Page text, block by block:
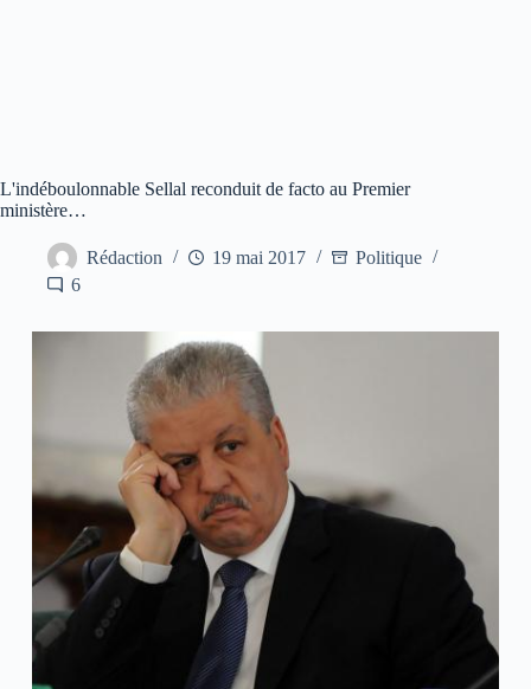
L'indéboulonnable Sellal reconduit de facto au Premier
ministère…
Rédaction 19 mai 2017
Politique
6